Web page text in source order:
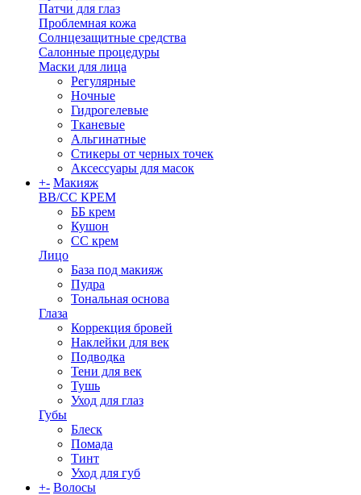
Патчи для глаз
Проблемная кожа
Солнцезащитные средства
Салонные процедуры
Маски для лица
Регулярные
Ночные
Гидрогелевые
Тканевые
Альгинатные
Стикеры от черных точек
Аксессуары для масок
+- Макияж
BB/CC КРЕМ
ББ крем
Кушон
СС крем
Лицо
База под макияж
Пудра
Тональная основа
Глаза
Коррекция бровей
Наклейки для век
Подводка
Тени для век
Тушь
Уход для глаз
Губы
Блеск
Помада
Тинт
Уход для губ
+- Волосы